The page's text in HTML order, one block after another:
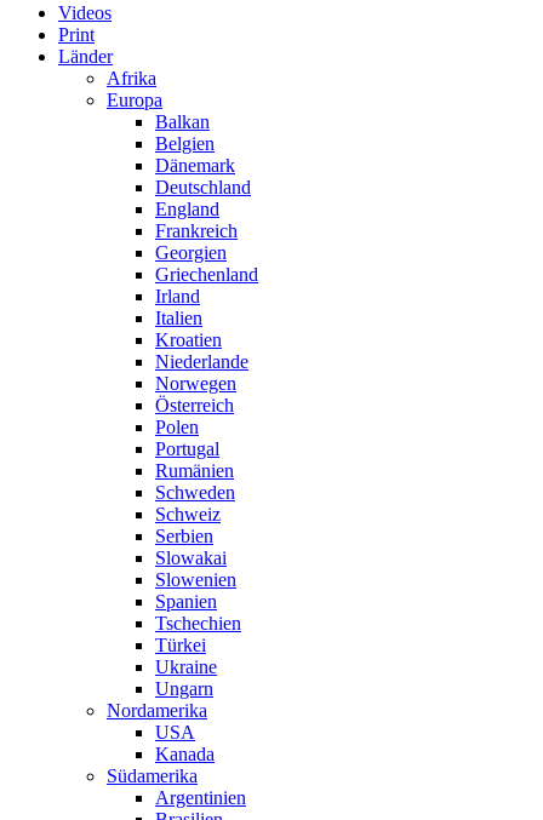
Videos
Print
Länder
Afrika
Europa
Balkan
Belgien
Dänemark
Deutschland
England
Frankreich
Georgien
Griechenland
Irland
Italien
Kroatien
Niederlande
Norwegen
Österreich
Polen
Portugal
Rumänien
Schweden
Schweiz
Serbien
Slowakai
Slowenien
Spanien
Tschechien
Türkei
Ukraine
Ungarn
Nordamerika
USA
Kanada
Südamerika
Argentinien